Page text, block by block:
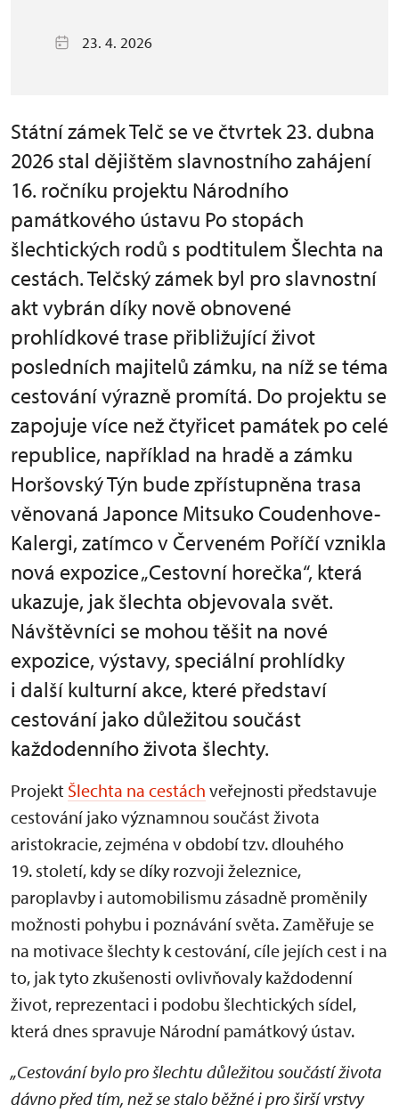
23. 4. 2026
Státní zámek Telč se ve čtvrtek 23. dubna
2026 stal dějištěm slavnostního zahájení
16. ročníku projektu Národního
památkového ústavu Po stopách
šlechtických rodů s podtitulem Šlechta na
cestách. Telčský zámek byl pro slavnostní
akt vybrán díky nově obnovené
prohlídkové trase přibližující život
posledních majitelů zámku, na níž se téma
cestování výrazně promítá. Do projektu se
zapojuje více než čtyřicet památek po celé
republice, například na hradě a zámku
Horšovský Týn bude zpřístupněna trasa
věnovaná Japonce Mitsuko Coudenhove-
Kalergi, zatímco v Červeném Poříčí vznikla
nová expozice „Cestovní horečka“, která
ukazuje, jak šlechta objevovala svět.
Návštěvníci se mohou těšit na nové
expozice, výstavy, speciální prohlídky
i další kulturní akce, které představí
cestování jako důležitou součást
každodenního života šlechty.
Projekt Šlechta na cestách veřejnosti představuje
cestování jako významnou součást života
aristokracie, zejména v období tzv. dlouhého
19. století, kdy se díky rozvoji železnice,
paroplavby i automobilismu zásadně proměnily
možnosti pohybu i poznávání světa. Zaměřuje se
na motivace šlechty k cestování, cíle jejích cest i na
to, jak tyto zkušenosti ovlivňovaly každodenní
život, reprezentaci i podobu šlechtických sídel,
která dnes spravuje Národní památkový ústav.
„Cestování bylo pro šlechtu důležitou součástí života
dávno před tím, než se stalo běžné i pro širší vrstvy